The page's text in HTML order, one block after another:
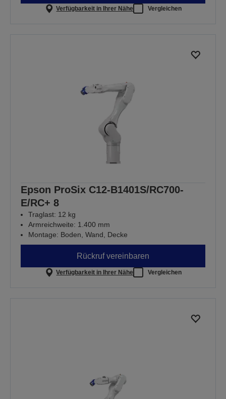
Verfügbarkeit in Ihrer Nähe Vergleichen
Epson ProSix C12-B1401S/RC700-
E/RC+ 8
Traglast: 12 kg
Armreichweite: 1.400 mm
Montage: Boden, Wand, Decke
Rückruf vereinbaren
Verfügbarkeit in Ihrer Nähe Vergleichen